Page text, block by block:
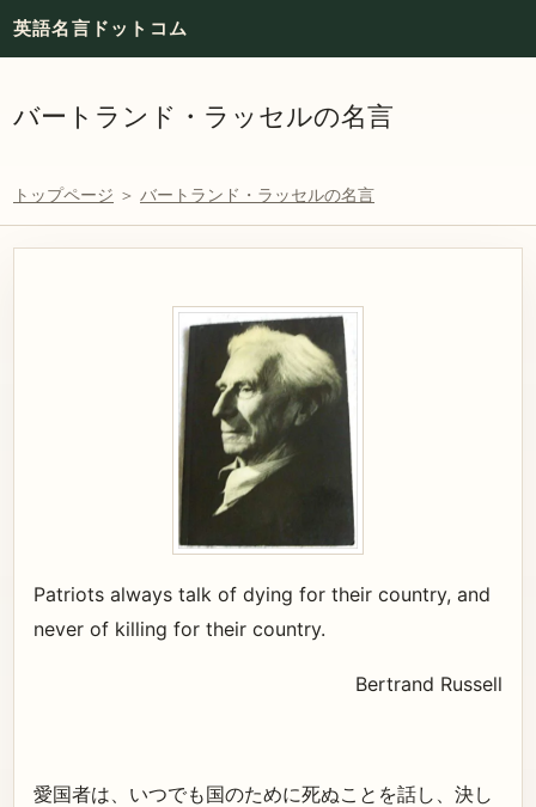
英語名言ドットコム
バートランド・ラッセルの名言
トップページ ＞ バートランド・ラッセルの名言
Patriots always talk of dying for their country, and
never of killing for their country.
Bertrand Russell
愛国者は、いつでも国のために死ぬことを話し、決し